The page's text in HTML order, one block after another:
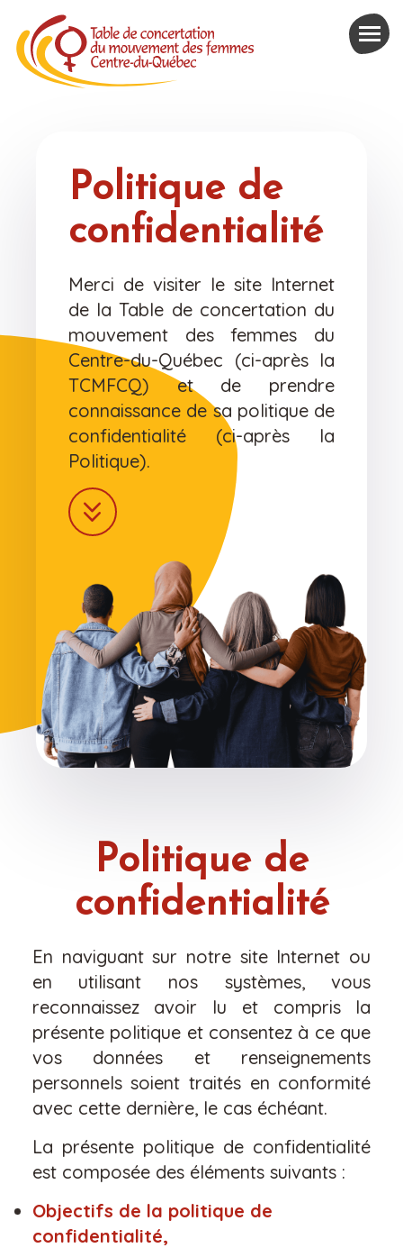
Politique de
confidentialité
Merci de visiter le site Internet
de la Table de concertation du
mouvement des femmes du
Centre-du-Québec (ci-après la
TCMFCQ) et de prendre
connaissance de sa politique de
confidentialité (ci-après la
Politique).
keyboard_double_arrow_down
Politique de
confidentialité
En naviguant sur notre site Internet ou
en utilisant nos systèmes, vous
reconnaissez avoir lu et compris la
présente politique et consentez à ce que
vos données et renseignements
personnels soient traités en conformité
avec cette dernière, le cas échéant.
La présente politique de confidentialité
est composée des éléments suivants :
Objectifs de la politique de
confidentialité,